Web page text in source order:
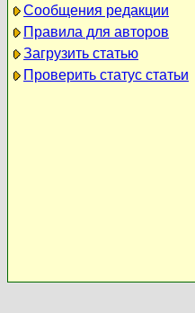
Сообщения редакции
Правила для авторов
Загрузить статью
Проверить статус статьи